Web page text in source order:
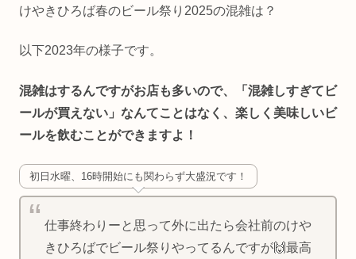
けやきひろば春のビール祭り2025の混雑は？
以下2023年の様子です。
混雑はするんですがお店も多いので、「混雑しすぎてビ
ールが買えない」なんてことはなく、楽しく美味しいビ
ールを飲むことができますよ！
初日水曜、16時開始にも関わらず大盛況です！
仕事終わりーと思って外に出たら会社前のけや
きひろばでビール祭りやってるんですが🙌最高